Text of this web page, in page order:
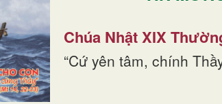
Chúa Nhật XIX
“Cứ yên tâm, chính